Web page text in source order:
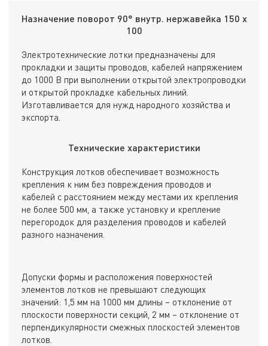
Назначение поворот 90° внутр. нержавейка 150 х
100
Электротехнические лотки предназначены для
прокладки и защиты проводов, кабелей напряжением
до 1000 В при выполнении открытой электропроводки
и открытой прокладке кабельных линий.
Изготавливается для нужд народного хозяйства и
экспорта.
Технические характеристики
Конструкция лотков обеспечивает возможность
крепления к ним без повреждения проводов и
кабелей с расстоянием между местами их крепления
не более 500 мм, а также установку и крепление
перегородок для разделения проводов и кабелей
разного назначения.
Допуски формы и расположения поверхностей
элементов лотков не превышают следующих
значений: 1,5 мм на 1000 мм длины – отклонение от
плоскости поверхности секций, 2 мм – отклонение от
перпендикулярности смежных плоскостей элементов
лотков.